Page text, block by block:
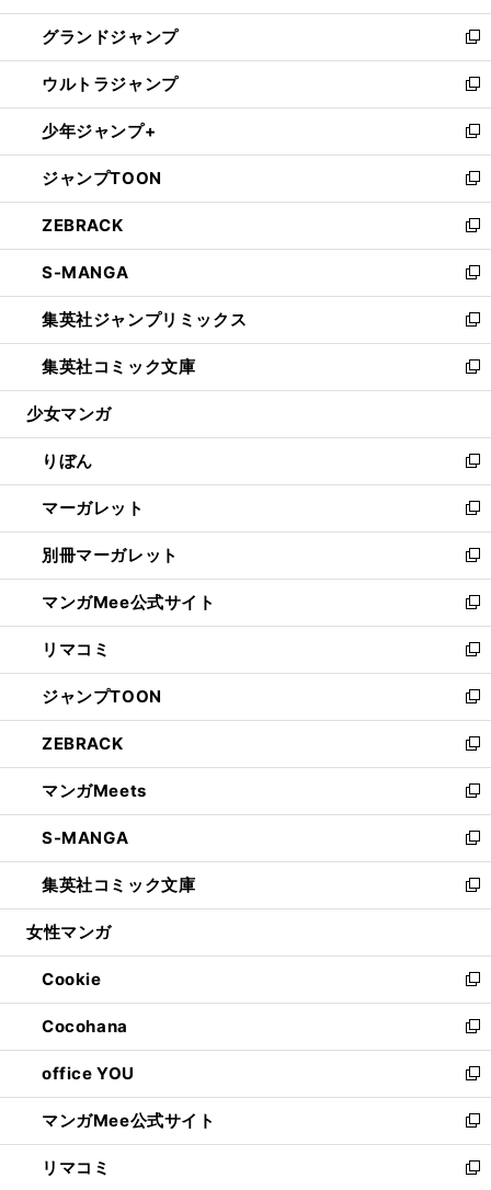
ウ
で
開
く
ン
ド
ウ
で
開
く
ウ
ィ
ン
ド
ウ
で
開
く
し
い
ウ
ィ
ン
ド
ウ
で
開
く
グランドジャンプ
新
し
い
ウ
ィ
ン
ド
ウ
で
開
く
ウルトラジャンプ
新
し
い
ウ
ィ
ン
ド
ウ
で
開
く
少年ジャンプ+
新
し
い
ウ
ィ
ン
ド
ウ
で
開
く
ジャンプTOON
新
し
い
ウ
ィ
ン
ド
ウ
で
開
ZEBRACK
新
し
い
ウ
ィ
ン
ド
ウ
開
く
S-MANGA
新
し
い
ウ
ィ
ン
ウ
で
開
く
集英社ジャンプリミックス
新
し
い
ウ
ン
ド
ウ
で
開
く
集英社コミック文庫
新
し
ウ
ィ
ン
ド
ウ
で
開
く
少女マンガ
りぼん
新
し
い
ウ
ィ
ン
ド
ウ
で
開
く
マーガレット
新
し
い
ウ
ィ
ン
ド
ウ
で
開
く
別冊マーガレット
新
し
い
ウ
ィ
ン
ド
ウ
で
開
く
マンガMee公式サイト
新
し
い
ウ
ィ
ン
ド
ウ
で
開
く
リマコミ
新
し
い
ウ
ィ
ン
ド
ウ
で
開
く
ジャンプTOON
新
し
い
ウ
ィ
ン
ド
ウ
で
開
ZEBRACK
新
し
い
ウ
ィ
ン
ド
ウ
開
く
マンガMeets
新
し
い
ウ
ィ
ン
ウ
で
開
く
S-MANGA
新
し
い
ウ
ン
ド
ウ
で
開
く
集英社コミック文庫
新
し
ウ
ィ
ン
ド
ウ
で
開
く
女性マンガ
Cookie
新
し
い
ウ
ィ
ン
ド
ウ
で
Cocohana
新
し
い
ウ
ィ
ン
ド
office YOU
新
し
い
ウ
ィ
マンガMee公式サイト
新
し
い
リマコミ
新